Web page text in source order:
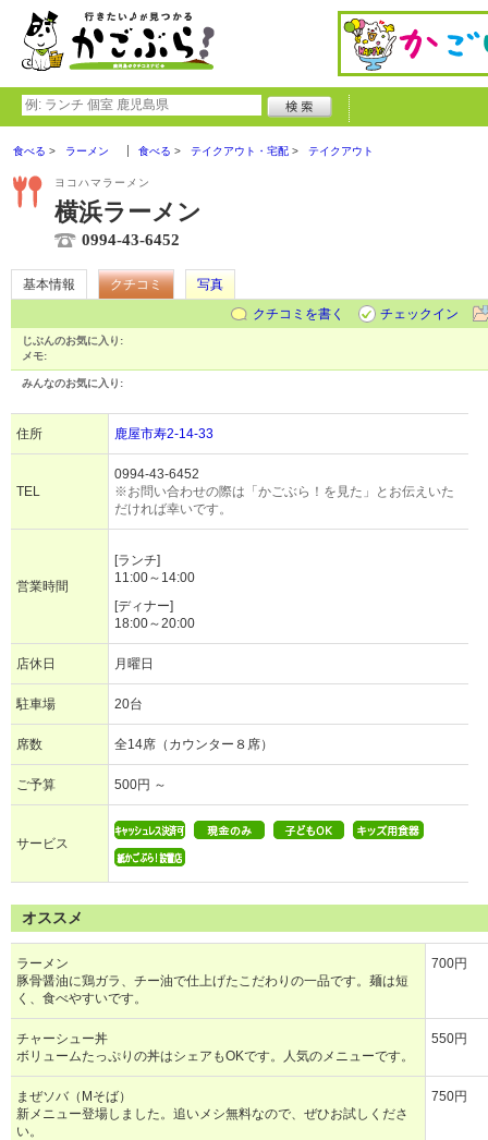
食べる ラーメン 食べる テイクアウト・宅配 テイクアウト
ヨコハマラーメン
横浜ラーメン
0994-43-6452
基本情報 クチコミ
写真
クチコミを書く
チェックイン
じぶんのお気に入り:
メモ:
みんなのお気に入り:
住所 鹿屋市寿2-14-33
TEL
0994-43-6452
※お問い合わせの際は「かごぶら！を見た」とお伝えいた
だければ幸いです。
営業時間
[ランチ]
11:00～14:00
[ディナー]
18:00～20:00
店休日 月曜日
駐車場 20台
席数 全14席（カウンター８席）
ご予算 500円 ～
サービス
オススメ
ラーメン
豚骨醤油に鶏ガラ、チー油で仕上げたこだわりの一品です。麺は短
く、食べやすいです。
700円
チャーシュー丼
ボリュームたっぷりの丼はシェアもOKです。人気のメニューです。
550円
まぜソバ（Mそば）
新メニュー登場しました。追いメシ無料なので、ぜひお試しくださ
い。
750円